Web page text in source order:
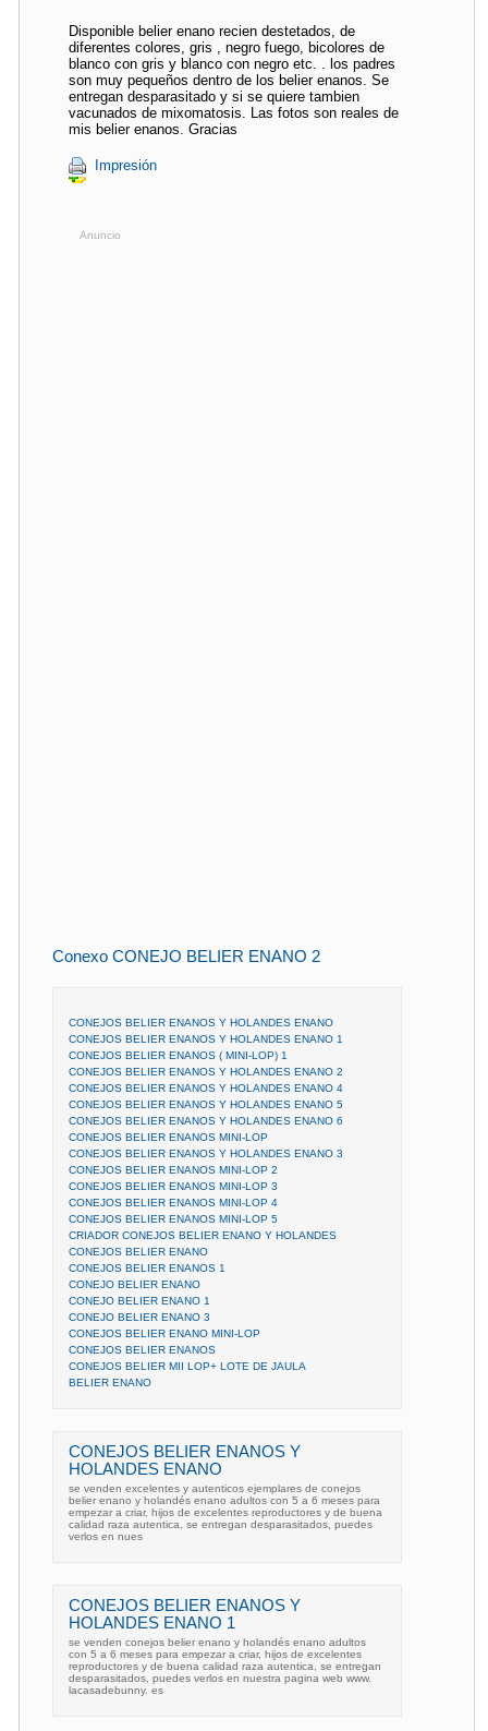
Disponible belier enano recien destetados, de
diferentes colores, gris , negro fuego, bicolores de
blanco con gris y blanco con negro etc. . los padres
son muy pequeños dentro de los belier enanos. Se
entregan desparasitado y si se quiere tambien
vacunados de mixomatosis. Las fotos son reales de
mis belier enanos. Gracias
Impresión
Anuncio
Conexo CONEJO BELIER ENANO 2
CONEJOS BELIER ENANOS Y HOLANDES ENANO
CONEJOS BELIER ENANOS Y HOLANDES ENANO 1
CONEJOS BELIER ENANOS ( MINI-LOP) 1
CONEJOS BELIER ENANOS Y HOLANDES ENANO 2
CONEJOS BELIER ENANOS Y HOLANDES ENANO 4
CONEJOS BELIER ENANOS Y HOLANDES ENANO 5
CONEJOS BELIER ENANOS Y HOLANDES ENANO 6
CONEJOS BELIER ENANOS MINI-LOP
CONEJOS BELIER ENANOS Y HOLANDES ENANO 3
CONEJOS BELIER ENANOS MINI-LOP 2
CONEJOS BELIER ENANOS MINI-LOP 3
CONEJOS BELIER ENANOS MINI-LOP 4
CONEJOS BELIER ENANOS MINI-LOP 5
CRIADOR CONEJOS BELIER ENANO Y HOLANDES
CONEJOS BELIER ENANO
CONEJOS BELIER ENANOS 1
CONEJO BELIER ENANO
CONEJO BELIER ENANO 1
CONEJO BELIER ENANO 3
CONEJOS BELIER ENANO MINI-LOP
CONEJOS BELIER ENANOS
CONEJOS BELIER MII LOP+ LOTE DE JAULA
BELIER ENANO
CONEJOS BELIER ENANOS Y
HOLANDES ENANO
se venden excelentes y autenticos ejemplares de conejos
belier enano y holandés enano adultos con 5 a 6 meses para
empezar a criar, hijos de excelentes reproductores y de buena
calidad raza autentica, se entregan desparasitados, puedes
verlos en nues
CONEJOS BELIER ENANOS Y
HOLANDES ENANO 1
se venden conejos belier enano y holandés enano adultos
con 5 a 6 meses para empezar a criar, hijos de excelentes
reproductores y de buena calidad raza autentica, se entregan
desparasitados, puedes verlos en nuestra pagina web www.
lacasadebunny. es